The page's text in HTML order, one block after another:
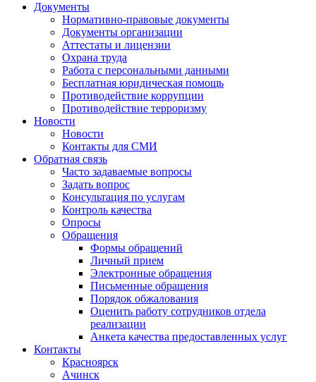
Документы
Нормативно-правовые документы
Документы организации
Аттестаты и лицензии
Охрана труда
Работа с персональными данными
Бесплатная юридическая помощь
Противодействие коррупции
Противодействие терроризму
Новости
Новости
Контакты для СМИ
Обратная связь
Часто задаваемые вопросы
Задать вопрос
Консультация по услугам
Контроль качества
Опросы
Обращения
Формы обращений
Личный прием
Электронные обращения
Письменные обращения
Порядок обжалования
Оценить работу сотрудников отдела
реализации
Анкета качества предоставленных услуг
Контакты
Красноярск
Ачинск